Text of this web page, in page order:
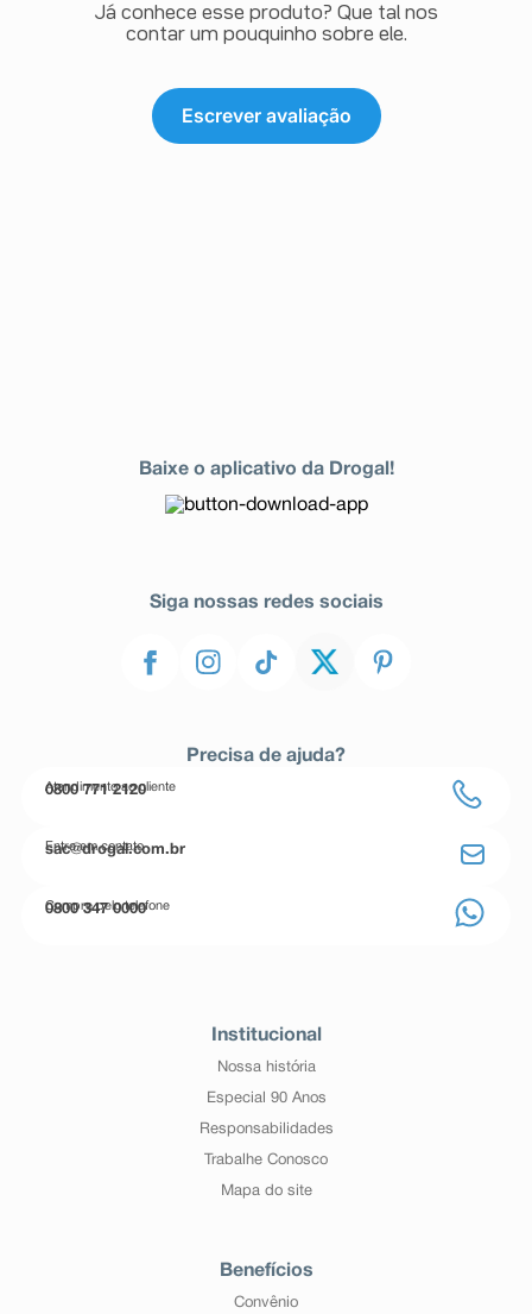
Já conhece esse produto? Que tal nos
contar um pouquinho sobre ele.
Escrever avaliação
Baixe o aplicativo da Drogal!
Siga nossas redes sociais
Precisa de ajuda?
Atendimento ao cliente
0800 771 2120
Entre em contato
sac@drogal.com.br
Compre pelo telefone
0800 347 0000
Institucional
Nossa história
Especial 90 Anos
Responsabilidades
Trabalhe Conosco
Mapa do site
Benefícios
Convênio